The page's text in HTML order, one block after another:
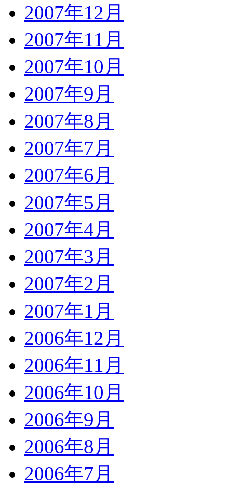
2007年12月
2007年11月
2007年10月
2007年9月
2007年8月
2007年7月
2007年6月
2007年5月
2007年4月
2007年3月
2007年2月
2007年1月
2006年12月
2006年11月
2006年10月
2006年9月
2006年8月
2006年7月